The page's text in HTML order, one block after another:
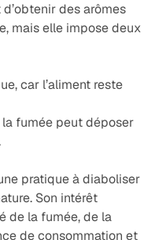
des arômes
mais elle impose deux
car l’aliment reste
fumée peut déposer
pratique à diaboliser
Son intérêt
de la fumée, de la
de consommation et